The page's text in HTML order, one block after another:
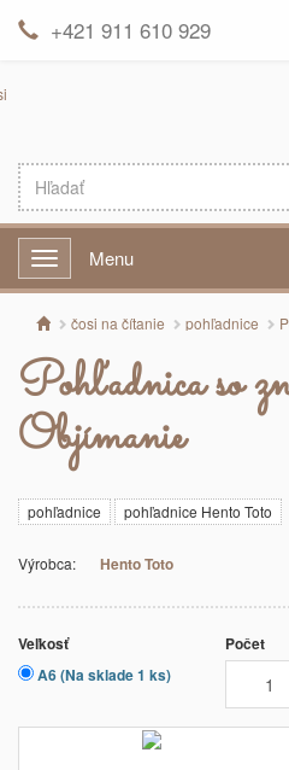
+421 911 610 929
Menu Menu
čosi na čítanie pohľadnice
Pohľadnica so
Objímanie
pohľadnice pohľadnice Hento Toto
Výrobca: Hento Toto
Veľkosť
A6 (Na sklade 1 ks)
Počet